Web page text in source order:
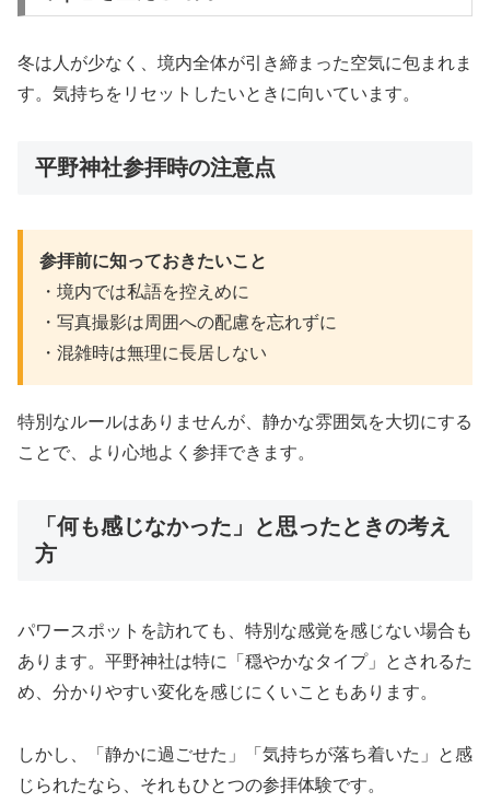
冬は人が少なく、境内全体が引き締まった空気に包まれま
す。気持ちをリセットしたいときに向いています。
平野神社参拝時の注意点
参拝前に知っておきたいこと
・境内では私語を控えめに
・写真撮影は周囲への配慮を忘れずに
・混雑時は無理に長居しない
特別なルールはありませんが、静かな雰囲気を大切にする
ことで、より心地よく参拝できます。
「何も感じなかった」と思ったときの考え
方
パワースポットを訪れても、特別な感覚を感じない場合も
あります。平野神社は特に「穏やかなタイプ」とされるた
め、分かりやすい変化を感じにくいこともあります。
しかし、「静かに過ごせた」「気持ちが落ち着いた」と感
じられたなら、それもひとつの参拝体験です。